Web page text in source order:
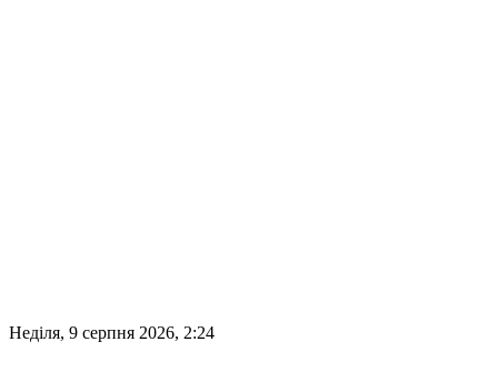
Неділя, 9 серпня 2026, 2:24